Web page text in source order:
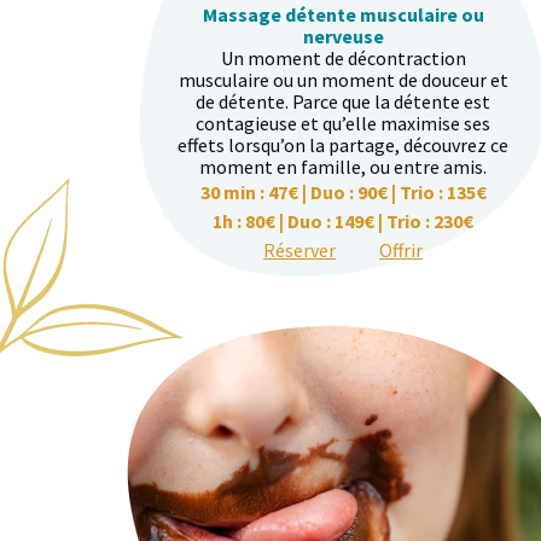
Massage détente musculaire ou
nerveuse
Un moment de décontraction
musculaire ou un moment de douceur et
de détente. Parce que la détente est
contagieuse et qu’elle maximise ses
effets lorsqu’on la partage, découvrez ce
moment en famille, ou entre amis.
30 min : 47€ | Duo : 90€ | Trio : 135€
1h : 80€ | Duo : 149€ | Trio : 230€
Réserver
Offrir